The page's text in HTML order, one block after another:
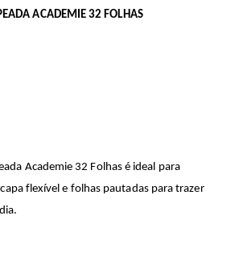
ACADEMIE 32 FOLHAS
Academie 32 Folhas é ideal para
flexível e folhas pautadas para trazer